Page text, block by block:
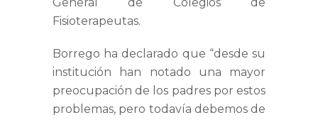
Fisioterapeutas.
Borrego ha declarado que “desde su
institución han notado una mayor
preocupación de los padres por estos
problemas, pero todavía debemos de